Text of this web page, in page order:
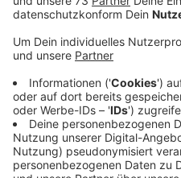
Kontaktdaten zu
Ausbildungsexperten
Anzeige
Die Schüler wissen nicht,